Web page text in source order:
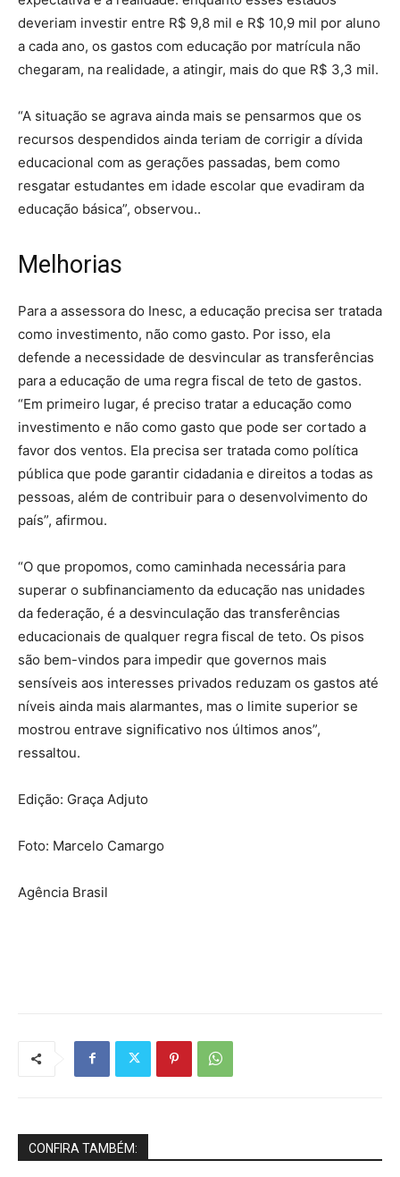
deveriam investir entre R$ 9,8 mil e R$ 10,9 mil por aluno
a cada ano, os gastos com educação por matrícula não
chegaram, na realidade, a atingir, mais do que R$ 3,3 mil.
“A situação se agrava ainda mais se pensarmos que os
recursos despendidos ainda teriam de corrigir a dívida
educacional com as gerações passadas, bem como
resgatar estudantes em idade escolar que evadiram da
educação básica”, observou..
Melhorias
Para a assessora do Inesc, a educação precisa ser tratada
como investimento, não como gasto. Por isso, ela
defende a necessidade de desvincular as transferências
para a educação de uma regra fiscal de teto de gastos.
“Em primeiro lugar, é preciso tratar a educação como
investimento e não como gasto que pode ser cortado a
favor dos ventos. Ela precisa ser tratada como política
pública que pode garantir cidadania e direitos a todas as
pessoas, além de contribuir para o desenvolvimento do
país”, afirmou.
“O que propomos, como caminhada necessária para
superar o subfinanciamento da educação nas unidades
da federação, é a desvinculação das transferências
educacionais de qualquer regra fiscal de teto. Os pisos
são bem-vindos para impedir que governos mais
sensíveis aos interesses privados reduzam os gastos até
níveis ainda mais alarmantes, mas o limite superior se
mostrou entrave significativo nos últimos anos”,
ressaltou.
Edição: Graça Adjuto
Foto: Marcelo Camargo
Agência Brasil
CONFIRA TAMBÉM: